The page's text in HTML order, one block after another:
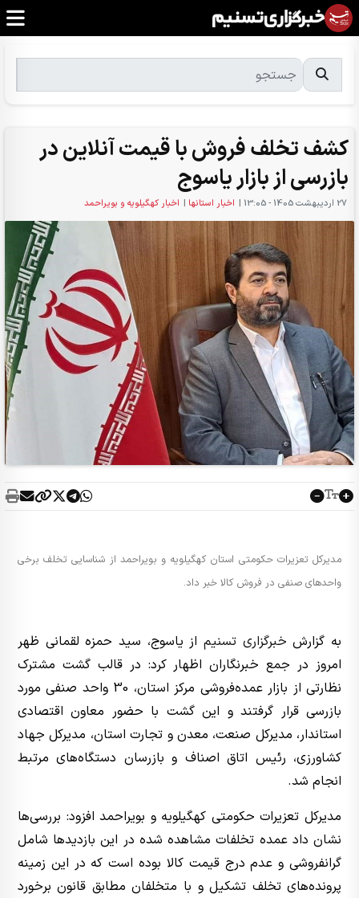
کشف تخلف فروش با قیمت آنلاین در
بازرسی از بازار یاسوج
27 ارديبهشت 1405 - 13:05 | اخبار استانها | اخبار کهگیلویه و بویراحمد
مدیرکل تعزیرات حکومتی استان کهگیلویه و بویراحمد از شناسایی تخلف برخی
واحدهای صنفی در فروش کالا خبر داد.
به گزارش خبرگزاری تسنیماز یاسوج، سید حمزه لقمانی ظهر
امروز در جمع خبرنگاران اظهار کرد: در قالب گشت مشترک
نظارتی از بازار عمده‌فروشی مرکز استان، 30 واحد صنفی مورد
بازرسی قرار گرفتند و این گشت با حضور معاون اقتصادی
استاندار، مدیرکل صنعت، معدن و تجارت استان، مدیرکل جهاد
کشاورزی، رئیس اتاق اصناف و بازرسان دستگاه‌های مرتبط
انجام شد.
مدیرکل تعزیرات حکومتی کهگیلویه و بویراحمد افزود: بررسی‌ها
نشان داد عمده تخلفات مشاهده‌ شده در این بازدیدها شامل
گرانفروشی و عدم درج قیمت کالا بوده است که در این زمینه
پرونده‌های تخلف تشکیل و با متخلفان مطابق قانون برخورد